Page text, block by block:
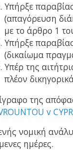
Υπήρξε
(απαγόρευση
με το άρθρο 1
Υπήρξε
(δικαίωμα
Υπέρ της
πλέον
της
v
νομική
ημέρες.